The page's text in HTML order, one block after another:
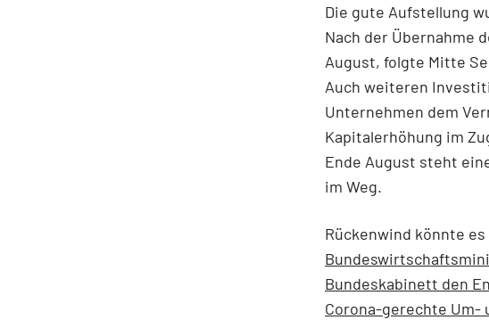
Die gute Aufstellung
Nach der Übernahme
August, folgte Mitte
Auch weiteren
Unternehmen dem
Kapitalerhöhung im
Ende August steht
im Weg.
Rückenwind könnte
Bundeskabinett den
Corona-gerechte Um-